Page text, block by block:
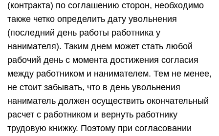
(контракта) по соглашению сторон, необходимо
также четко определить дату увольнения
(последний день работы работника у
нанимателя). Таким днем может стать любой
рабочий день с момента достижения согласия
между работником и нанимателем. Тем не менее,
не стоит забывать, что в день увольнения
наниматель должен осуществить окончательный
расчет с работником и вернуть работнику
трудовую книжку. Поэтому при согласовании